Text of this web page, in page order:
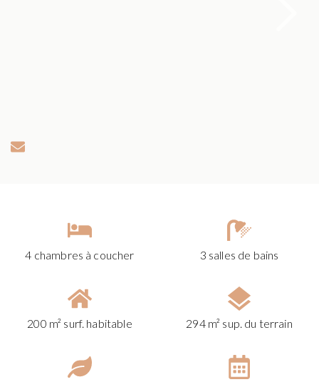
4 chambres à coucher 3 salles de bains
200 m² surf. habitable 294 m² sup. du terrain